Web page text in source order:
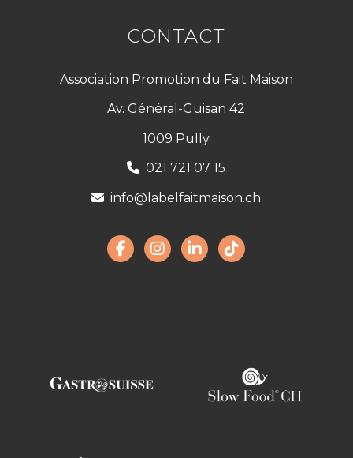
CONTACT
Association Promotion du Fait Maison
Av. Général-Guisan 42
1009 Pully
021 721 07 15
info@labelfaitmaison.ch